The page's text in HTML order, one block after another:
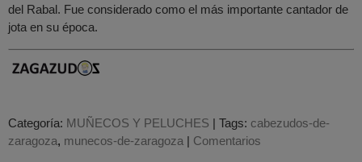
del Rabal. Fue considerado como el más importante cantador de
jota en su época.
Categoría: MUÑECOS Y PELUCHES | Tags: cabezudos-de-
zaragoza munecos-de-zaragoza | Comentarios